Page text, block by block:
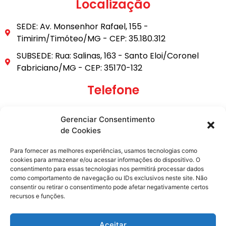
Gerenciar Consentimento
de Cookies
Para fornecer as melhores experiências, usamos tecnologias como
cookies para armazenar e/ou acessar informações do dispositivo. O
consentimento para essas tecnologias nos permitirá processar dados
como comportamento de navegação ou IDs exclusivos neste site. Não
consentir ou retirar o consentimento pode afetar negativamente certos
recursos e funções.
Localização
SEDE: Av. Monsenhor Rafael, 155 -
Timirim/Timóteo/MG - CEP: 35.180.312
SUBSEDE: Rua: Salinas, 163 - Santo Eloi/Coronel
Fabriciano/MG - CEP: 35170-132
Telefone
(31) 99795-6921
E-mail
secretaria@metasita.org.br